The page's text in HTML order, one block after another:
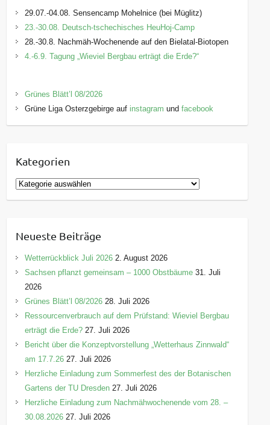
29.07.-04.08. Sensencamp Mohelnice (bei Müglitz)
23.-30.08. Deutsch-tschechisches HeuHoj-Camp
28.-30.8. Nachmäh-Wochenende auf den Bielatal-Biotopen
4.-6.9. Tagung „Wieviel Bergbau erträgt die Erde?“
Grünes Blätt’l 08/2026
Grüne Liga Osterzgebirge auf instagram undfacebook
Kategorien
K
a
g
o
r
e
n
Neueste Beiträge
Wetterrückblick Juli 2026 2. August 2026
Sachsen pflanzt gemeinsam – 1000 Obstbäume 31. Juli
2026
Grünes Blätt’l 08/2026 28. Juli 2026
Ressourcenverbrauch auf dem Prüfstand: Wieviel Bergbau
erträgt die Erde? 27. Juli 2026
Bericht über die Konzeptvorstellung „Wetterhaus Zinnwald“
am 17.7.26 27. Juli 2026
Herzliche Einladung zum Sommerfest des der Botanischen
Gartens der TU Dresden 27. Juli 2026
Herzliche Einladung zum Nachmähwochenende vom 28. –
30.08.2026 27. Juli 2026